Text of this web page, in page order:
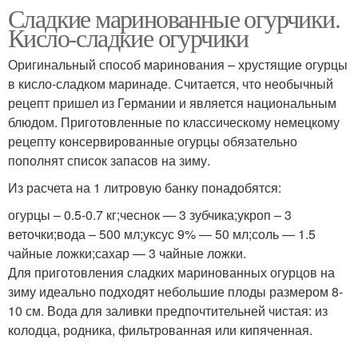
Огурцы для хранения Огурцы с луком
Острые огурцы Кисло-сладкие огурцы
Лимонная кислота
Огурцов с лимонной
Огурцы в сладком
Огурцы в литровой
банке
Сладкие маринованные огурчики.
Кисло-сладкие огурчики
Оригинальный способ маринования – хрустящие огурцы
в кисло-сладком маринаде. Считается, что необычный
рецепт пришел из Германии и является национальным
блюдом. Приготовленные по классическому немецкому
рецепту консервированные огурцы обязательно
пополнят список запасов на зиму.
Из расчета на 1 литровую банку понадобятся:
огурцы – 0.5-0.7 кг;чеснок — 3 зубчика;укроп – 3
веточки;вода – 500 мл;уксус 9% — 50 мл;соль — 1.5
чайные ложки;сахар — 3 чайные ложки.
Для приготовления сладких маринованных огурцов на
зиму идеально подходят небольшие плоды размером 8-
10 см. Вода для заливки предпочтительней чистая: из
колодца, родника, фильтрованная или кипяченная.